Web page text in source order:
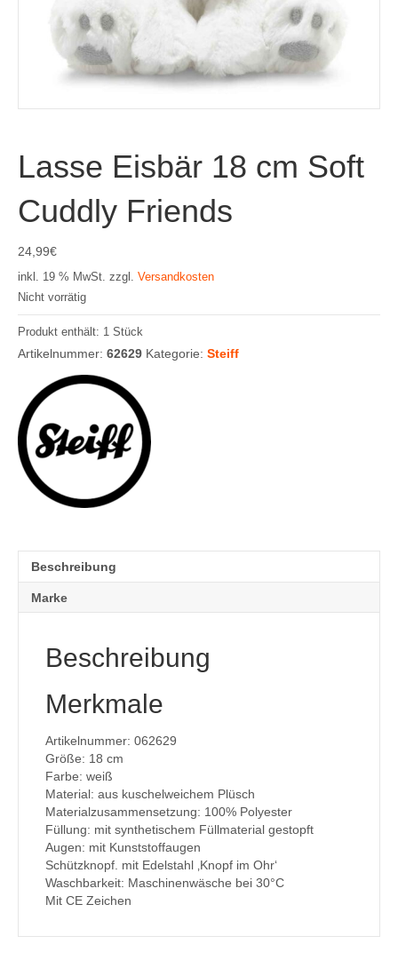
Lasse Eisbär 18 cm Soft
Cuddly Friends
24,99€
inkl. 19 % MwSt. zzgl. Versandkosten
Nicht vorrätig
Produkt enthält: 1 Stück
Artikelnummer: 62629 Kategorie: Steiff
Beschreibung
Marke
Beschreibung
Merkmale
Artikelnummer: 062629
Größe: 18 cm
Farbe: weiß
Material: aus kuschelweichem Plüsch
Materialzusammensetzung: 100% Polyester
Füllung: mit synthetischem Füllmaterial gestopft
Augen: mit Kunststoffaugen
Schützknopf. mit Edelstahl ‚Knopf im Ohr‘
Waschbarkeit: Maschinenwäsche bei 30°C
Mit CE Zeichen